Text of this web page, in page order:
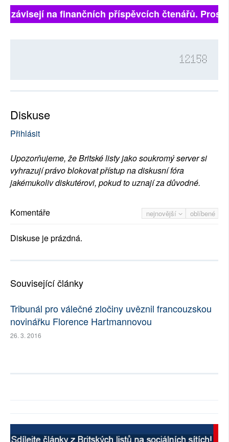
závisejí na finančních příspěvcích čtenářů.
12158
Diskuse
Přihlásit
Upozorňujeme, že Britské listy jako soukromý server si
vyhrazují právo blokovat přístup na diskusní fóra
jakémukoliv diskutérovi, pokud to uznají za důvodné.
nejnovější oblíbené
Komentáře
Diskuse je prázdná.
Související články
Tribunál pro válečné zločiny uvěznil francouzskou
novinářku Florence Hartmannovou
26. 3. 2016